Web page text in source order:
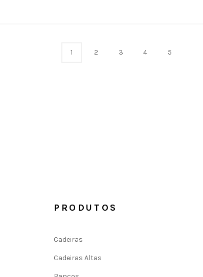
1 2 3 4 5
PRODUTOS
Cadeiras
Cadeiras Altas